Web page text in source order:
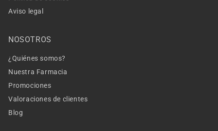
Aviso legal
NOSOTROS
¿Quiénes somos?
Nuestra Farmacia
Promociones
Valoraciones de clientes
Blog